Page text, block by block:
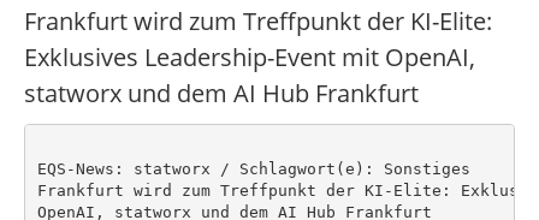
Frankfurt wird zum Treffpunkt der KI-Elite:
Exklusives Leadership-Event mit OpenAI,
statworx und dem AI Hub Frankfurt
EQS-News: statworx / Schlagwort(e): Sonstiges
Frankfurt wird zum Treffpunkt der KI-Elite:
OpenAI, statworx und dem AI Hub Frankfurt